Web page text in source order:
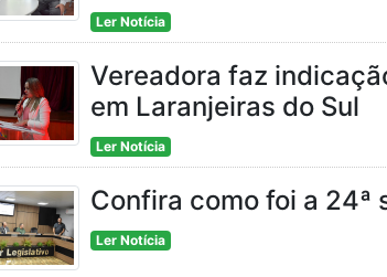
Ler Notícia
Vereadora faz
em Laranjeiras do Sul
Ler Notícia
Confira como foi a 24ª
Ler Notícia